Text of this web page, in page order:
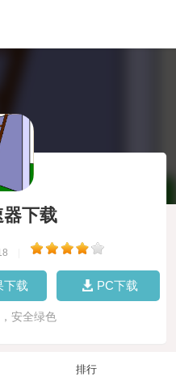
下载
下载 PC下载
安全绿色
排行